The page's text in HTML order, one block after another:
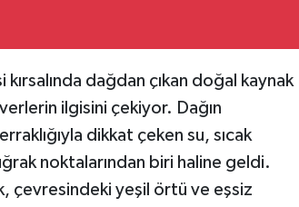
kırsalında dağdan çıkan doğal kaynak
ilgisini çekiyor. Dağın
dikkat çeken su, sıcak
noktalarından biri haline geldi.
çevresindeki yeşil örtü ve eşsiz